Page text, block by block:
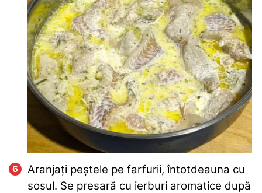
Aranjați peștele pe farfurii, întotdeauna cu
sosul. Se presară cu ierburi aromatice după